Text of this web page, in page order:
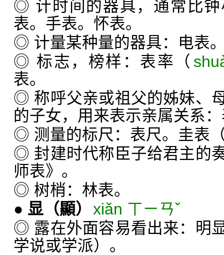
◎ 计时间的器具，通常比
表。手表。怀表。
◎ 计量某种量的器具：电表
◎ 标志，榜样：表率（
表。
◎ 称呼父亲或祖父的姊妹、
的子女，用来表示亲属关系
◎ 测量的标尺：表尺。圭表
◎ 封建时代称臣子给君主的
师表》。
◎ 树梢：林表。
● 显 （顯） xiǎn ㄒㄧㄢˇ
◎ 露在外面容易看出来：明
学说或学派）。